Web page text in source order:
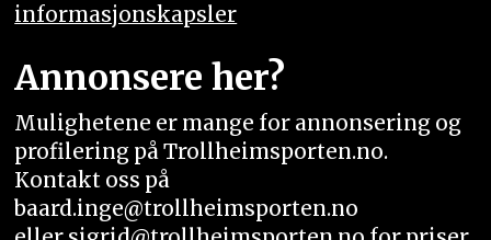
informasjonskapsler
Annonsere her?
Mulighetene er mange for annonsering og
profilering på Trollheimsporten.no.
Kontakt oss på
baard.inge@trollheimsporten.no